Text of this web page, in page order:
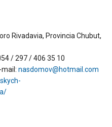
Rivadavia, Provincia Chubut,
/ 297 / 406 35 10
mail: nasdomov@hotmail.com